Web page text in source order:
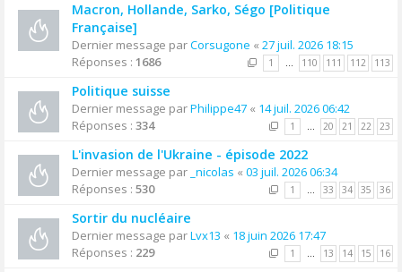
Macron, Hollande, Sarko, Ségo [Politique
Française]
Dernier message parCorsugone « 27 juil. 2026 18:15
Réponses : 1686 1 … 110 111 112 113
Politique suisse
Dernier message parPhilippe47 « 14 juil. 2026 06:42
Réponses : 334 1 … 20 21 22 23
L'invasion de l'Ukraine - épisode 2022
Dernier message par _nicolas « 03 juil. 2026 06:34
Réponses : 530 1 … 33 34 35 36
Sortir du nucléaire
Dernier message parLvx13 « 18 juin 2026 17:47
Réponses : 229 1 … 13 14 15 16